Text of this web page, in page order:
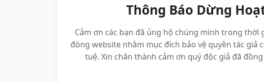
Thông Báo Dừng
Cảm ơn các bạn đã ủng hộ chúng mình trong thời
đóng website nhằm mục đích bảo vệ quyền tác giả
tuệ. Xin chân thành cảm ơn quý độc giả đã